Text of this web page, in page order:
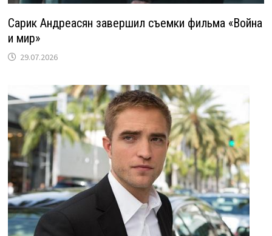
Сарик Андреасян завершил съемки фильма «Война
и мир»
29.07.2026